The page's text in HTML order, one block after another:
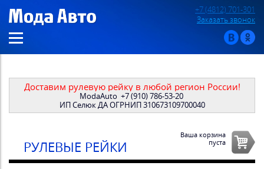
+7 (4812) 701-301
Заказать звонок
Доставим рулевую рейку в любой регион России!
ModaAuto +7 (910) 786-53-20
ИП Селюк ДА ОГРНИП 310673109700040
РУЛЕВЫЕ РЕЙКИ
Ваша корзина
пуста